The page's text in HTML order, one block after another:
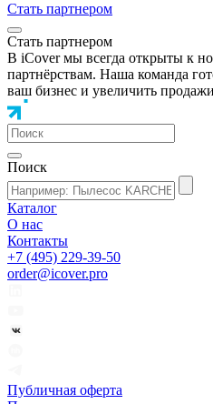
Стать партнером
Стать партнером
В iCover мы всегда открыты к
партнёрствам. Наша команда
ваш бизнес и увеличить
Поиск
Каталог
О нас
Контакты
+7 (495) 229-39-50
order@icover.pro
Публичная оферта